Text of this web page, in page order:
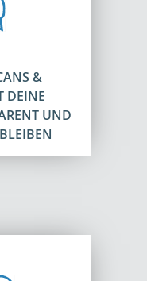
&
DEINE
UND